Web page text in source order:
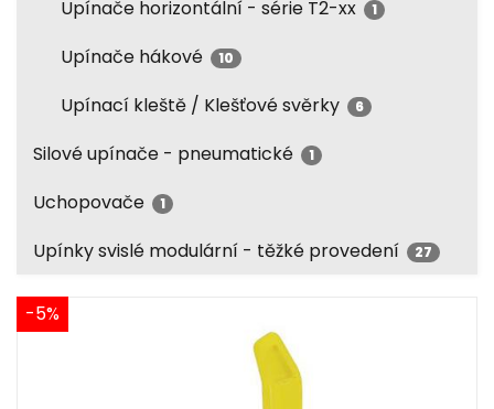
Upínače horizontální - série T2-xx 1
Upínače hákové 10
Upínací kleště / Klešťové svěrky 6
Silové upínače - pneumatické 1
Uchopovače 1
Upínky svislé modulární - těžké provedení 27
-5%